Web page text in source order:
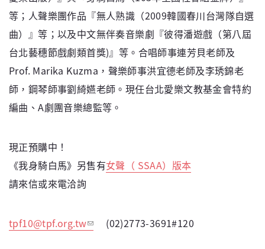
等；人聲樂團作品『無人熟識（2009韓國春川台灣隊自選
曲）』等；以及中文無伴奏音樂劇『彼得潘遊戲（第八屆
台北藝穗節戲劇類首獎)』等。合唱師事連芳貝老師及
Prof. Marika Kuzma，聲樂師事洪宜德老師及李琇錦老
師，鋼琴師事劉綺嬿老師。現任台北愛樂文教基金會特約
編曲、A劇團音樂總監等。
現正預購中！
《我身騎白馬》另售有女聲（ SSAA）版本
請來信或來電洽詢
tpf10@tpf.org.tw (02)2773-3691#120